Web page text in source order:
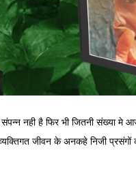
संपन्न नही है फिर भी जितनी संख्या
जीवन के अनकहे निजी प्रसंगों